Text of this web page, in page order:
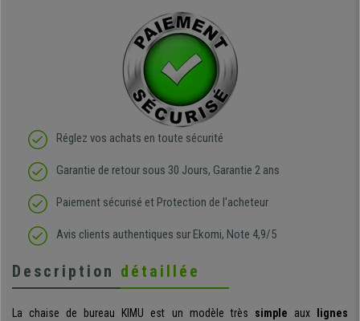
Réglez vos achats en toute sécurité
Garantie de retour sous 30 Jours, Garantie 2 ans
Paiement sécurisé et Protection de l'acheteur
Avis clients authentiques sur Ekomi, Note 4,9/5
Description détaillée
La chaise de bureau KIMU est un modèle très simple aux
lignes